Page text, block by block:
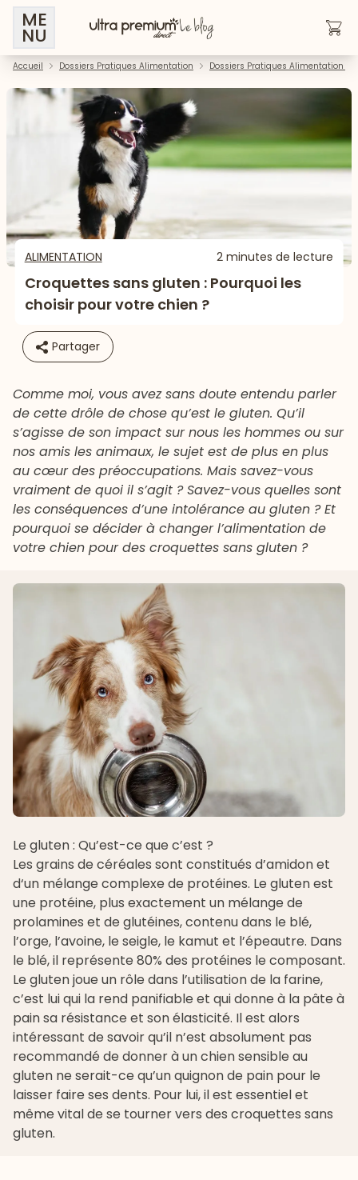
ME
NU
Accueil Dossiers Pratiques Alimentation Dossiers Pratiques Alimentation -
ALIMENTATION 2 minutes de lecture
Croquettes sans gluten : Pourquoi les
choisir pour votre chien ?
Partager
Comme moi, vous avez sans doute entendu parler
de cette drôle de chose qu’est le gluten. Qu’il
s’agisse de son impact sur nous les hommes ou sur
nos amis les animaux, le sujet est de plus en plus
au cœur des préoccupations. Mais savez-vous
vraiment de quoi il s’agit ? Savez-vous quelles sont
les conséquences d’une intolérance au gluten ? Et
pourquoi se décider à changer l’alimentation de
votre chien pour des croquettes sans gluten ?
Le gluten : Qu’est-ce que c’est ?
Les grains de céréales sont constitués d’amidon et
d‘un mélange complexe de protéines. Le gluten est
une protéine, plus exactement un mélange de
prolamines et de glutéines, contenu dans le blé,
l’orge, l’avoine, le seigle, le kamut et l’épeautre. Dans
le blé, il représente 80% des protéines le composant.
Le gluten joue un rôle dans l’utilisation de la farine,
c’est lui qui la rend panifiable et qui donne à la pâte à
pain sa résistance et son élasticité. Il est alors
intéressant de savoir qu’il n’est absolument pas
recommandé de donner à un chien sensible au
gluten ne serait-ce qu’un quignon de pain pour le
laisser faire ses dents. Pour lui, il est essentiel et
même vital de se tourner vers des croquettes sans
gluten.